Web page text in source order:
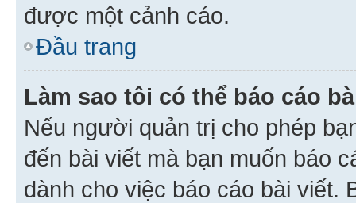
được một cảnh cáo.
Đầu trang
Làm sao tôi có thể báo cáo
Nếu người quản trị cho phép
đến bài viết mà bạn muốn báo
dành cho việc báo cáo bài viết.